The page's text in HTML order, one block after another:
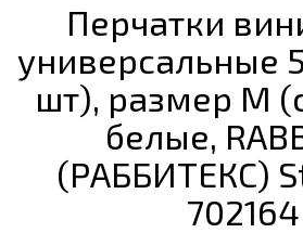
Перчатки
универсальные
шт), размер M
белые,
(РАББИТЕКС)
702164